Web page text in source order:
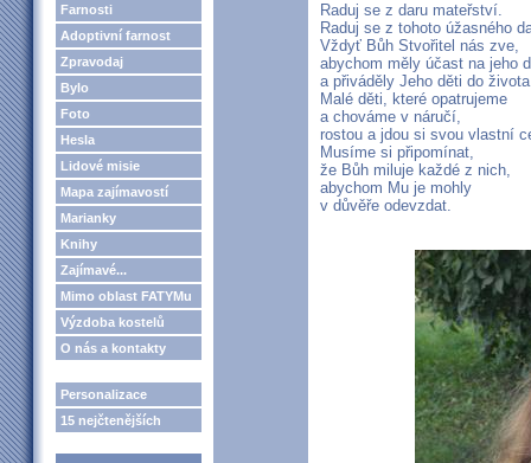
Farnosti
Adoptivní farnost
Zpravodaj
Bylo
Foto
Hesla
Lidové misie
Mapa zajímavostí
Marianky
Knihy
Zajímavé...
Mimo oblast FATYMu
Výzdoba kostelů
O nás a kontakty
Personalizace
15 nejčtenějších
Raduj se z daru mateřství.
Raduj se z tohoto úžasného
Vždyť Bůh Stvořitel nás zve,
abychom měly účast na jeho
a přiváděly Jeho děti do
Malé děti, které opatrujeme
a chováme v náručí,
rostou a jdou si svou vlastní
Musíme si připomínat,
že Bůh miluje každé z nich,
abychom Mu je mohly
v důvěře odevzdat.